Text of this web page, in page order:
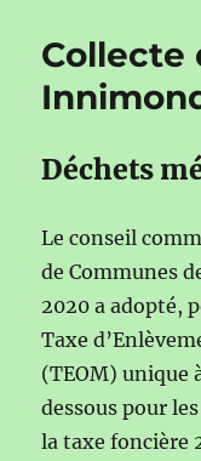
Collecte
Déchets
Le conseil
de Communes
2020 a adopté,
Taxe
(TEOM) unique
dessous pour
la taxe foncière